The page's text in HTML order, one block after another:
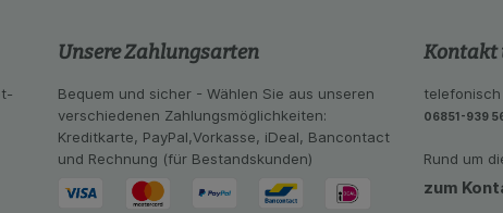
Unsere Zahlungsarten
Bequem und sicher - Wählen Sie aus unseren
verschiedenen Zahlungsmöglichkeiten:
Kreditkarte, PayPal,Vorkasse, iDeal, Bancontact
und Rechnung (für Bestandskunden)
Kontakt
06851-939
Rund um
zum